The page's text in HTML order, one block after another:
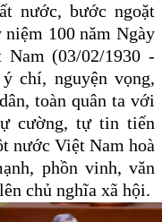
nước, bước ngoặt
100 năm Ngày
(03/02/1930 -
chí, nguyện vọng,
toàn quân ta với
cường, tự tin tiến
nước Việt Nam hoà
phồn vinh, văn
chủ nghĩa xã hội.